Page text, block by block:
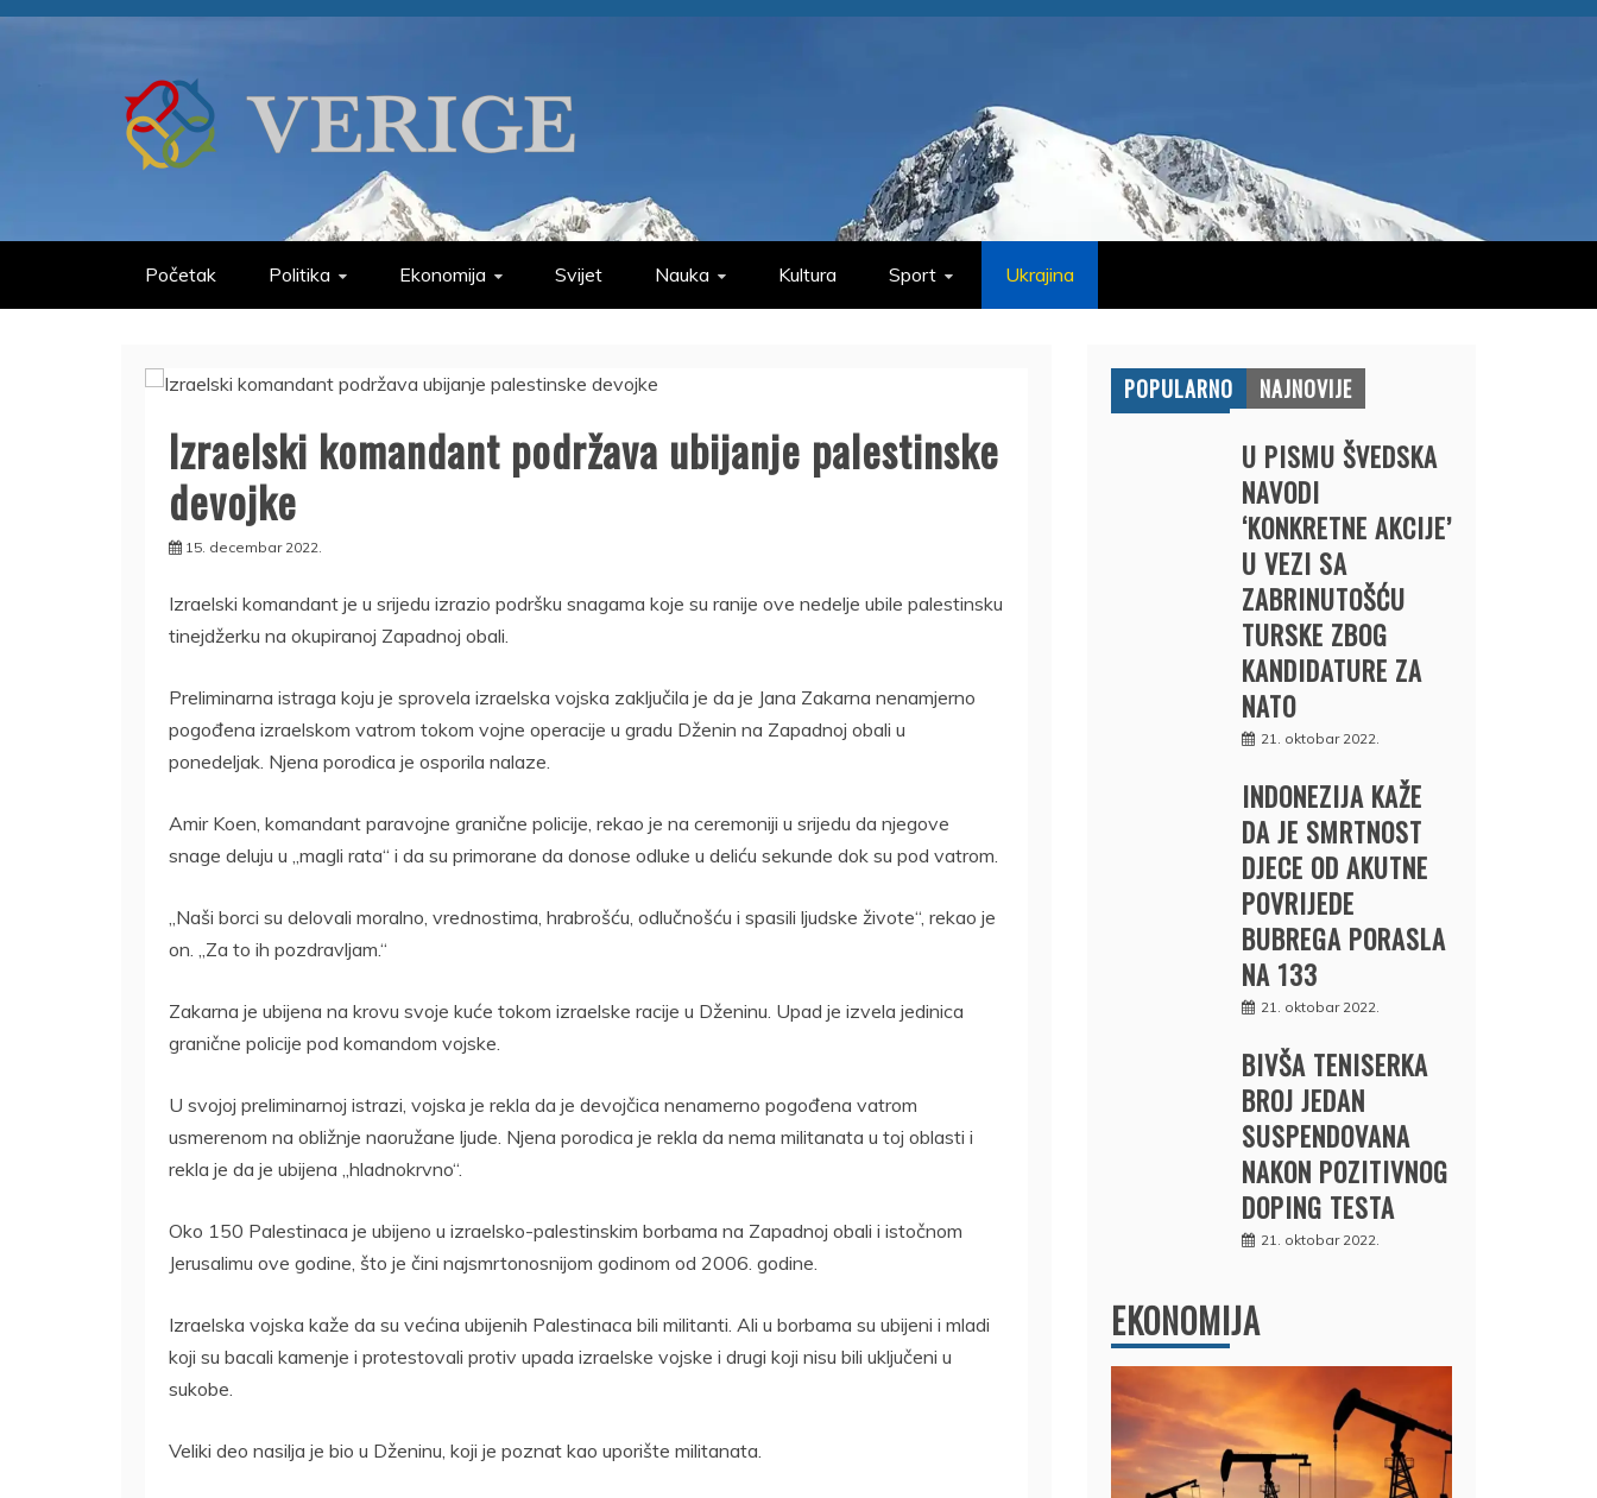
Skip
VERIGE
Početak Politika Ekonomija Svijet Nauka Kultura Sport Ukrajina
Izraelski komandant podržava ubijanje palestinske
devojke
15. decembar 2022.
Izraelski komandant je u srijedu izrazio podršku snagama koje su ranije ove nedelje ubile palestinsku
tinejdžerku na okupiranoj Zapadnoj obali.
Preliminarna istraga koju je sprovela izraelska vojska zaključila je da je Jana Zakarna nenamjerno
pogođena izraelskom vatrom tokom vojne operacije u gradu Dženin na Zapadnoj obali u
ponedeljak. Njena porodica je osporila nalaze.
Amir Koen, komandant paravojne granične policije, rekao je na ceremoniji u srijedu da njegove
snage deluju u „magli rata“ i da su primorane da donose odluke u deliću sekunde dok su pod vatrom.
„Naši borci su delovali moralno, vrednostima, hrabrošću, odlučnošću i spasili ljudske živote“, rekao je
on. „Za to ih pozdravljam.“
Zakarna je ubijena na krovu svoje kuće tokom izraelske racije u Dženinu. Upad je izvela jedinica
granične policije pod komandom vojske.
U svojoj preliminarnoj istrazi, vojska je rekla da je devojčica nenamerno pogođena vatrom
usmerenom na obližnje naoružane ljude. Njena porodica je rekla da nema militanata u toj oblasti i
rekla je da je ubijena „hladnokrvno“.
Oko 150 Palestinaca je ubijeno u izraelsko-palestinskim borbama na Zapadnoj obali i istočnom
Jerusalimu ove godine, što je čini najsmrtonosnijom godinom od 2006. godine.
Izraelska vojska kaže da su većina ubijenih Palestinaca bili militanti. Ali u borbama su ubijeni i mladi
koji su bacali kamenje i protestovali protiv upada izraelske vojske i drugi koji nisu bili uključeni u
sukobe.
Veliki deo nasilja je bio u Dženinu, koji je poznat kao uporište militanata.
POPULARNO NAJNOVIJE
U PISMU ŠVEDSKA
NAVODI
‘KONKRETNE AKCIJE’
U VEZI SA
ZABRINUTOŠĆU
TURSKE ZBOG
KANDIDATURE ZA
NATO
21. oktobar 2022.
INDONEZIJA KAŽE
DA JE SMRTNOST
DJECE OD AKUTNE
POVRIJEDE
BUBREGA PORASLA
NA 133
21. oktobar 2022.
BIVŠA TENISERKA
BROJ JEDAN
SUSPENDOVANA
NAKON POZITIVNOG
DOPING TESTA
21. oktobar 2022.
EKONOMIJA